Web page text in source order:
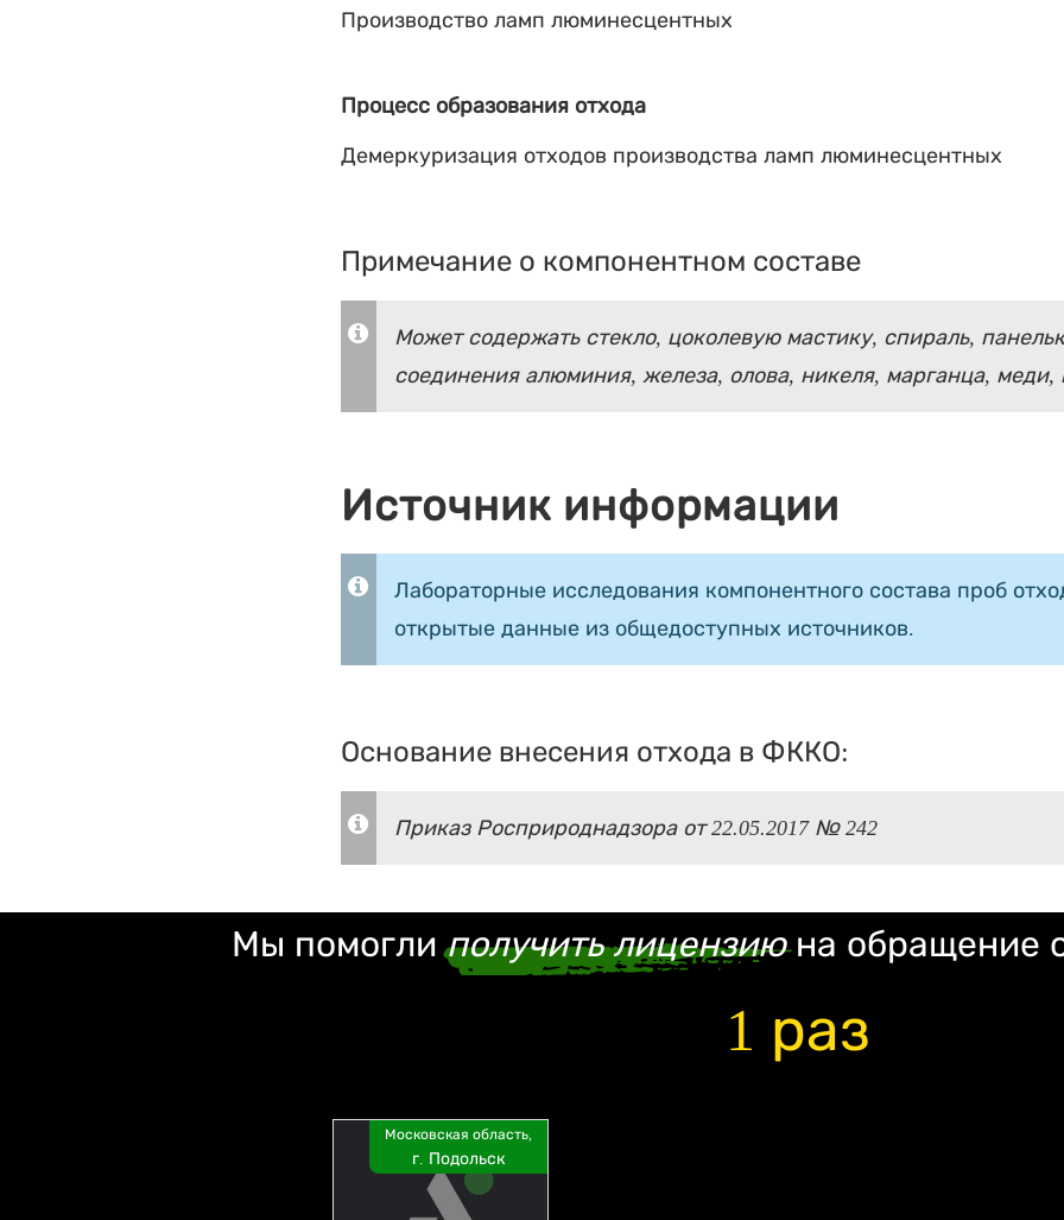
Производство ламп люминесцентных
Процесс образования отхода
Демеркуризация отходов производства ламп люминесцентных
Примечание о компонентном составе
Может содержать стекло, цоколевую мастику, спираль,
соединения алюминия, железа, олова, никеля, марганца, меди,
Источник информации
Лабораторные исследования компонентного состава проб
открытые данные из общедоступных источников.
Основание внесения отхода в ФККО:
Приказ Росприроднадзора от 22.05.2017 № 242
Мы помоглиполучить лицензиюна обращение
1 раз
Московская область,
г. Подольск